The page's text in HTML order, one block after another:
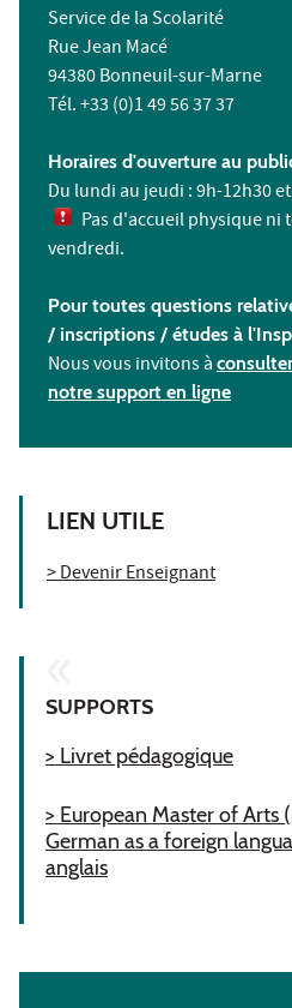
Service de la Scolarité
Rue Jean Macé
94380 Bonneuil-sur-Marne
Tél. +33 (0)1 49 56 37 37
Horaires d'ouverture au
Du lundi au jeudi : 9h-12h30
Pas d'accueil physique
vendredi.
Pour toutes questions
/ inscriptions / études à l'
Nous vous invitons à
notre support en ligne
LIEN UTILE
> Devenir Enseignant
SUPPORTS
> Livret pédagogique
> European Master of Arts
German as a foreign
anglais